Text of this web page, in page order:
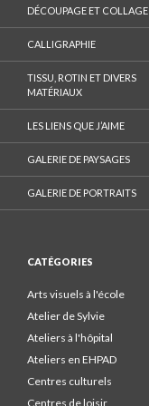
DÉCOUPAGE ET COLLAGE
CALLIGRAPHIE
TISSU, ROTIN ET DIVERS
MATÉRIAUX
LES LIENS QUE J’AIME
GALERIE DE PAYSAGES
GALERIE DE PORTRAITS
CATÉGORIES
Arts visuels à l'école
Atelier de Sylvie
Ateliers à l'hôpital
Ateliers en EHPAD
Centres culturels
Centres de loisir